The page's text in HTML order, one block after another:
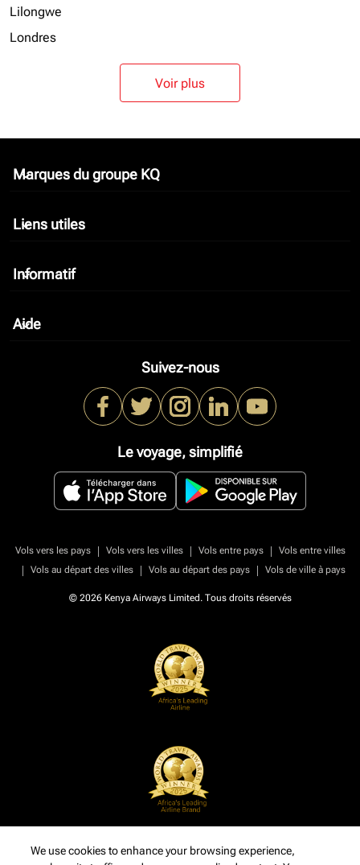
Lilongwe
Londres
Voir plus
Marques du groupe KQ
keyboard_arrow_down
Liens utiles
keyboard_arrow_down
Informatif
keyboard_arrow_down
Aide
keyboard_arrow_down
Suivez-nous
Le voyage, simplifié
Vols vers les pays | Vols vers les villes | Vols entre pays |
Vols entre villes
|
Vols au départ des villes | Vols au départ des pays | Vols de ville à pays
© 2026 Kenya Airways Limited. Tous droits réservés
We use cookies to enhance your browsing experience,